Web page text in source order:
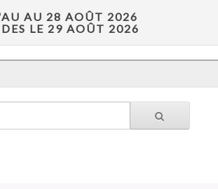
AU 28 AOÛT 2026
LE 29 AOÛT 2026